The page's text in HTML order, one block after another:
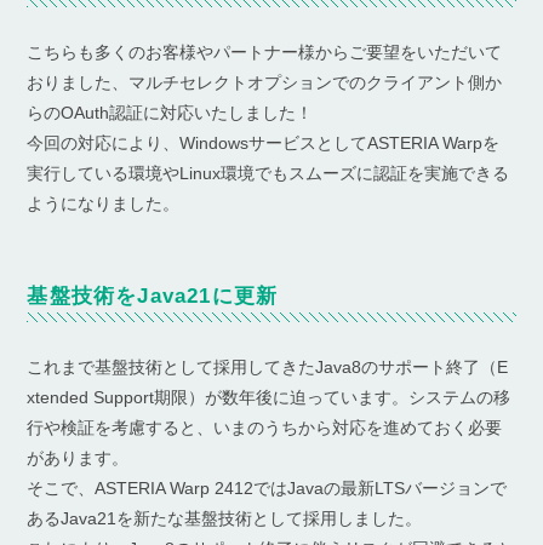
こちらも多くのお客様やパートナー様からご要望をいただいて
おりました、マルチセレクトオプションでのクライアント側か
らのOAuth認証に対応いたしました！
今回の対応により、WindowsサービスとしてASTERIA Warpを
実行している環境やLinux環境でもスムーズに認証を実施できる
ようになりました。
基盤技術をJava21に更新
これまで基盤技術として採用してきたJava8のサポート終了（E
xtended Support期限）が数年後に迫っています。システムの移
行や検証を考慮すると、いまのうちから対応を進めておく必要
があります。
そこで、ASTERIA Warp 2412ではJavaの最新LTSバージョンで
あるJava21を新たな基盤技術として採用しました。